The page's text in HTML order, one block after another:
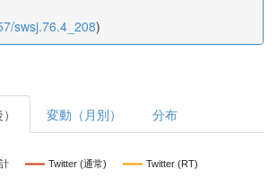
swsj.76.4_208)
変動（月別） 分布
Twitter (通常) Twitter (RT)